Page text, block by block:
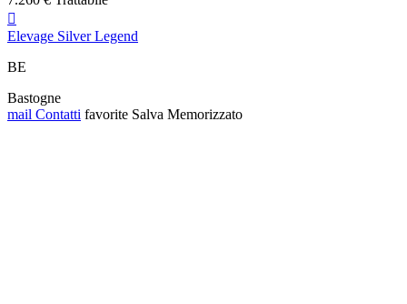

Elevage Silver Legend
BE
Bastogne
mail Contatti favorite Salva Memorizzato